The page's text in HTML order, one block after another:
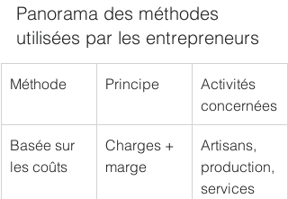
Panorama des méthodes
utilisées par les entrepreneurs
Méthode Principe
Activités
concernées
Basée sur
les coûts
Charges +
marge
Artisans,
production,
services